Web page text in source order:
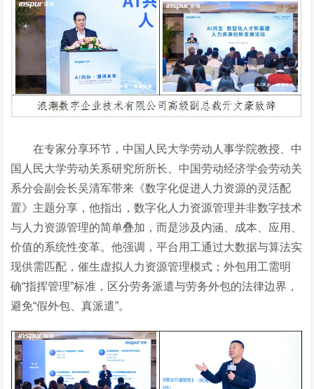
在专家分享环节，中国人民大学劳动人事学院教授、中
国人民大学劳动关系研究所所长、中国劳动经济学会劳动关
系分会副会长吴清军带来《数字化促进人力资源的灵活配
置》主题分享，他指出，数字化人力资源管理并非数字技术
与人力资源管理的简单叠加，而是涉及内涵、成本、应用、
价值的系统性变革。他强调，平台用工通过大数据与算法实
现供需匹配，催生虚拟人力资源管理模式；外包用工需明
确“指挥管理”标准，区分劳务派遣与劳务外包的法律边界，
避免“假外包、真派遣”。